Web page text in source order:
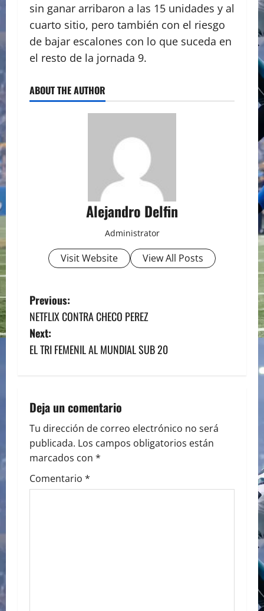
sin ganar arribaron a las 15 unidades y al
cuarto sitio, pero también con el riesgo
de bajar escalones con lo que suceda en
el resto de la jornada 9.
ABOUT THE AUTHOR
Alejandro Delfin
Administrator
Visit Website View All Posts
P
o
s
n
a
v
i
Previous:
NETFLIX CONTRA CHECO PEREZ
Next:
EL TRI FEMENIL AL MUNDIAL SUB 20
Deja un comentario
Tu dirección de correo electrónico no será
publicada. Los campos obligatorios están
marcados con *
Comentario *